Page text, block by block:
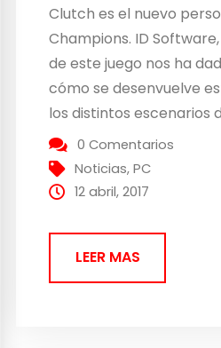
Clutch es el nuevo
Champions. ID
de este juego nos ha
cómo se desenvuelve
los distintos escenarios
muestra las habilidades
nuevo vídeo La beta
Champions empezó la
0 Comentarios
Noticias,PC
12 abril, 2017
LEER MAS